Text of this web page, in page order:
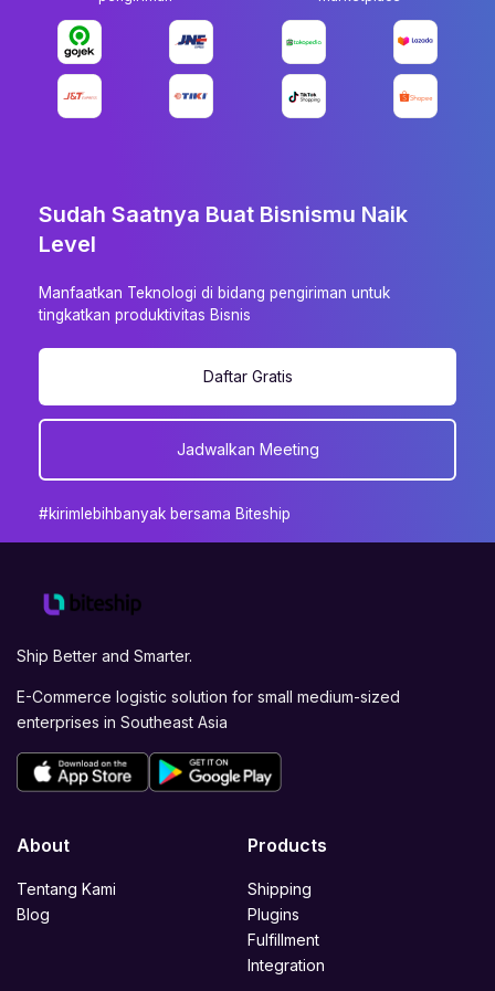
Sudah Saatnya Buat Bisnismu Naik
Level
Manfaatkan Teknologi di bidang pengiriman untuk
tingkatkan produktivitas Bisnis
Daftar Gratis
Jadwalkan Meeting
#kirimlebihbanyak bersama Biteship
Ship Better and Smarter.
E-Commerce logistic solution for small medium-sized
enterprises in Southeast Asia
About
Tentang Kami
Blog
Products
Shipping
Plugins
Fulfillment
Integration